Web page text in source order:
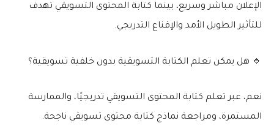
الإعلان مباشر وسريع، بينما كتابة المحتوى التسويقي تهدف
للتأثير الطويل الأمد والإقناع التدريجي.
🔹 هل يمكن تعلم الكتابة التسويقية بدون خلفية تسويقية؟
نعم، عبر تعلم كتابة المحتوى التسويقي تدريجيًا، والممارسة
المستمرة، ومراجعة نماذج كتابة محتوى تسويقي ناجحة.